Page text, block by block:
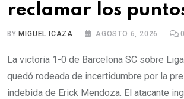
reclamar los
BYMIGUEL ICAZA AGOSTO 6, 2026 0
La victoria 1-0 de Barcelona SC sobre
quedó rodeada de incertidumbre por la
indebida de Erick Mendoza. El atacante